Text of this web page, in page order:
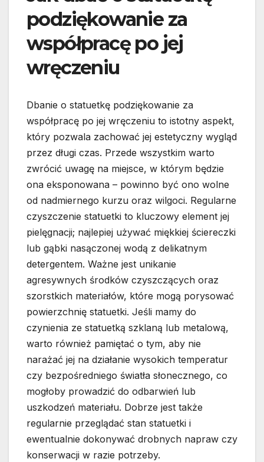
podziękowanie za
współpracę po jej
wręczeniu
Dbanie o statuetkę podziękowanie za
współpracę po jej wręczeniu to istotny aspekt,
który pozwala zachować jej estetyczny wygląd
przez długi czas. Przede wszystkim warto
zwrócić uwagę na miejsce, w którym będzie
ona eksponowana – powinno być ono wolne
od nadmiernego kurzu oraz wilgoci. Regularne
czyszczenie statuetki to kluczowy element jej
pielęgnacji; najlepiej używać miękkiej ściereczki
lub gąbki nasączonej wodą z delikatnym
detergentem. Ważne jest unikanie
agresywnych środków czyszczących oraz
szorstkich materiałów, które mogą porysować
powierzchnię statuetki. Jeśli mamy do
czynienia ze statuetką szklaną lub metalową,
warto również pamiętać o tym, aby nie
narażać jej na działanie wysokich temperatur
czy bezpośredniego światła słonecznego, co
mogłoby prowadzić do odbarwień lub
uszkodzeń materiału. Dobrze jest także
regularnie przeglądać stan statuetki i
ewentualnie dokonywać drobnych napraw czy
konserwacji w razie potrzeby.